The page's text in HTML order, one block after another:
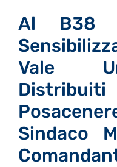
Al B38
Vale
Sindaco